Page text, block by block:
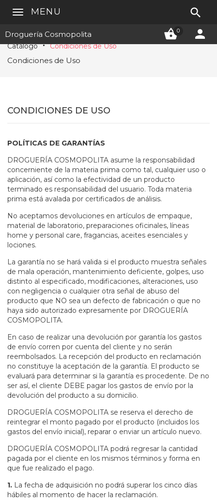
Droguería Cosmopolita 0 
MENU 
Catálogo Condiciones de Uso
Condiciones de Uso
CONDICIONES DE USO
POLÍTICAS DE GARANTÍAS
DROGUERÍA COSMOPOLITA asume la responsabilidad
concerniente de la materia prima como tal, cualquier uso o
aplicación, así como la efectividad de un producto
terminado es responsabilidad del usuario. Toda materia
prima está avalada por certificados de análisis.
No aceptamos devoluciones en artículos de empaque,
material de laboratorio, preparaciones oficinales, líneas
home y personal care, fragancias, aceites esenciales y
lociones.
La garantía no se hará valida si el producto muestra señales
de mala operación, mantenimiento deficiente, golpes, uso
distinto al especificado, modificaciones, alteraciones, uso
con negligencia o cualquier otra señal de abuso del
producto que NO sea un defecto de fabricación o que no
haya sido autorizado expresamente por DROGUERÍA
COSMOPOLITA.
En caso de realizar una devolución por garantía los gastos
de envío corren por cuenta del cliente y no serán
reembolsados. La recepción del producto en reclamación
no constituye la aceptación de la garantía. El producto se
evaluará para determinar si la garantía es procedente. De no
ser así, el cliente DEBE pagar los gastos de envío por la
devolución del producto a su domicilio.
DROGUERÍA COSMOPOLITA se reserva el derecho de
reintegrar el monto pagado por el producto (incluidos los
gastos del envío inicial), reparar o enviar un artículo nuevo.
DROGUERÍA COSMOPOLITA podrá regresar la cantidad
pagada por el cliente en los mismos términos y forma en
que fue realizado el pago.
1. La fecha de adquisición no podrá superar los cinco días
hábiles al momento de hacer la reclamación.